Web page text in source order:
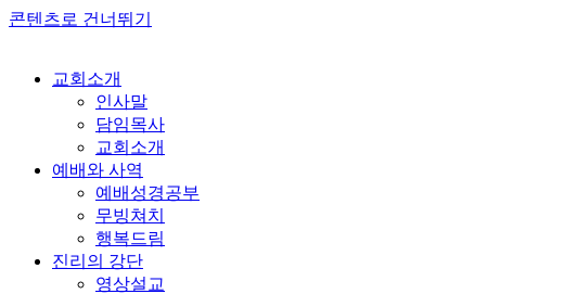
콘텐츠로 건너뛰기
교회소개
인사말
담임목사
교회소개
예배와 사역
예배성경공부
무빙쳐치
행복드림
진리의 강단
영상설교